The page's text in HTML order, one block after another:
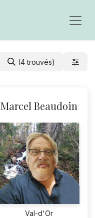
(4 trouvés)
Marcel Beaudoin
Val-d'Or